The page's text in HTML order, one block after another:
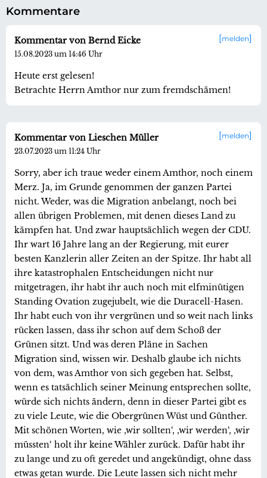
Kommentare
melden
Kommentar von Bernd Eicke
15.08.2023 um 14:46 Uhr
Heute erst gelesen!
Betrachte Herrn Amthor nur zum fremdschämen!
melden
Kommentar von Lieschen Müller
23.07.2023 um 11:24 Uhr
Sorry, aber ich traue weder einem Amthor, noch einem
Merz. Ja, im Grunde genommen der ganzen Partei
nicht. Weder, was die Migration anbelangt, noch bei
allen übrigen Problemen, mit denen dieses Land zu
kämpfen hat. Und zwar hauptsächlich wegen der CDU.
Ihr wart 16 Jahre lang an der Regierung, mit eurer
besten Kanzlerin aller Zeiten an der Spitze. Ihr habt all
ihre katastrophalen Entscheidungen nicht nur
mitgetragen, ihr habt ihr auch noch mit elfminütigen
Standing Ovation zugejubelt, wie die Duracell-Hasen.
Ihr habt euch von ihr vergrünen und so weit nach links
rücken lassen, dass ihr schon auf dem Schoß der
Grünen sitzt. Und was deren Pläne in Sachen
Migration sind, wissen wir. Deshalb glaube ich nichts
von dem, was Amthor von sich gegeben hat. Selbst,
wenn es tatsächlich seiner Meinung entsprechen sollte,
würde sich nichts ändern, denn in dieser Partei gibt es
zu viele Leute, wie die Obergrünen Wüst und Günther.
Mit schönen Worten, wie ‚wir sollten‘, ‚wir werden‘, ‚wir
müssten‘ holt ihr keine Wähler zurück. Dafür habt ihr
zu lange und zu oft geredet und angekündigt, ohne dass
etwas getan wurde. Die Leute lassen sich nicht mehr